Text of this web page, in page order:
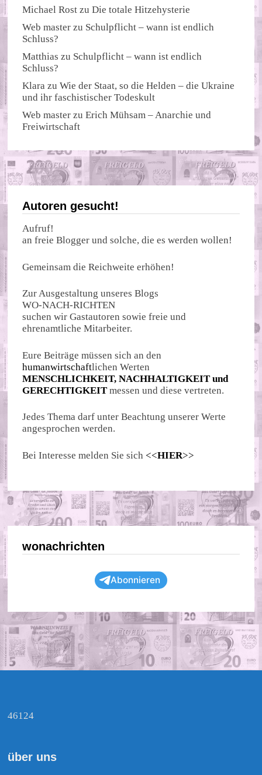
Michael Rost zuDie totale Hitzehysterie
Web master zu Schulpflicht – wann ist endlich
Schluss?
Matthias zu Schulpflicht – wann ist endlich
Schluss?
Klara zuWie der Staat, so die Helden – die Ukraine
und ihr faschistischer Todeskult
Web master zuErich Mühsam – Anarchie und
Freiwirtschaft
Autoren gesucht!
Aufruf!
an freie Blogger und solche, die es werden wollen!
Gemeinsam die Reichweite erhöhen!
Zur Ausgestaltung unseres Blogs
WO-NACH-RICHTEN
suchen wir Gastautoren sowie freie und
ehrenamtliche Mitarbeiter.
Eure Beiträge müssen sich an den
humanwirtschaftlichen Werten
MENSCHLICHKEIT, NACHHALTIGKEIT und
GERECHTIGKEIT messen und diese vertreten.
Jedes Thema darf unter Beachtung unserer Werte
angesprochen werden.
Bei Interesse melden Sie sich <<HIER>>
wonachrichten
Abonnieren
46124
über uns